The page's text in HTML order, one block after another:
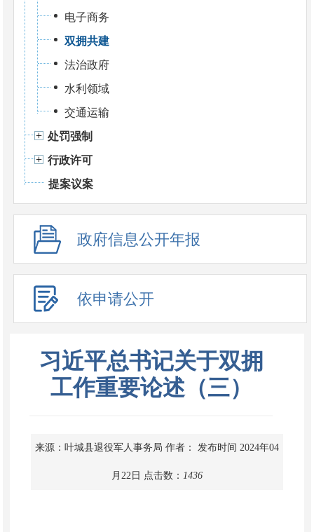
电子商务
双拥共建
法治政府
水利领域
交通运输
处罚强制
行政许可
提案议案
政府信息公开年报
依申请公开
习近平总书记关于双拥
工作重要论述（三）
来源：叶城县退役军人事务局 作者： 发布时间 2024年04
月22日 点击数： 1436